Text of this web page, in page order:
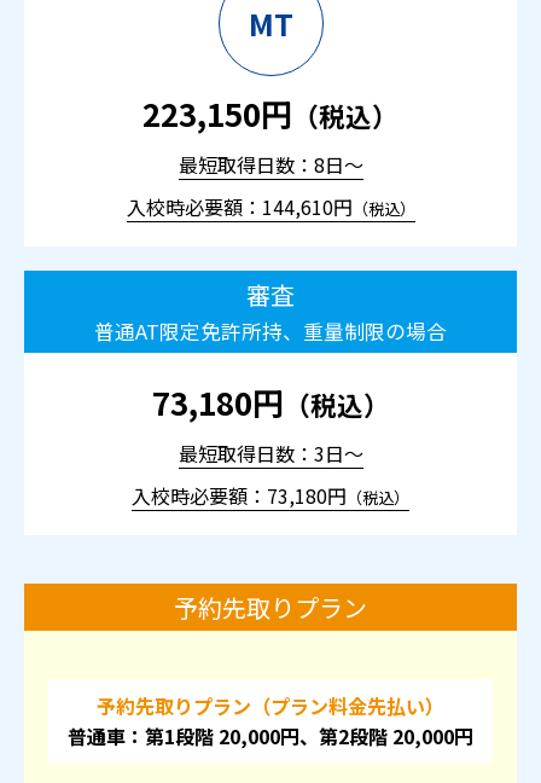
MT
223,150円 （税込）
最短取得日数：8日～
入校時必要額：144,610円 （税込）
審査
普通AT限定免許所持、重量制限の場合
73,180円 （税込）
最短取得日数：3日～
入校時必要額：73,180円 （税込）
予約先取りプラン
予約先取りプラン（プラン料金先払い）
普通車：第1段階 20,000円、第2段階 20,000円